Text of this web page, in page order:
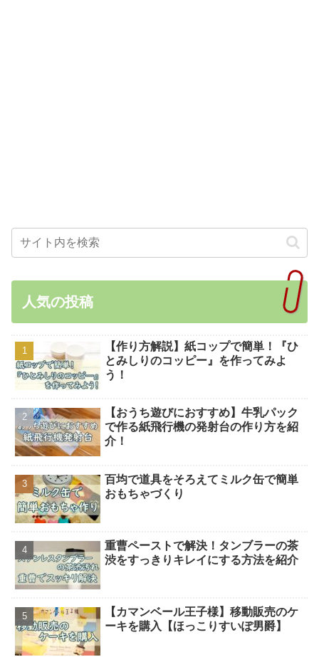
人気の投稿
【作り方解説】紙コップで簡単！『ひ
とみしりのコッピー』を作ってみよ
う！
【おうち遊びにおすすめ】牛乳パック
で作る紙飛行機の発射台の作り方を紹
介！
百均で道具をそろえてミルク缶で簡単
おもちゃづくり
重曹ペーストで解決！タンブラーの茶
渋をすっきりキレイにする方法を紹介
【カマンベール王子様】移動販売のケ
ーキを購入【ほっこりすいぽ男爵】